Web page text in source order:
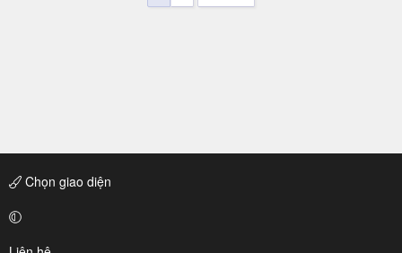
Chọn giao diện